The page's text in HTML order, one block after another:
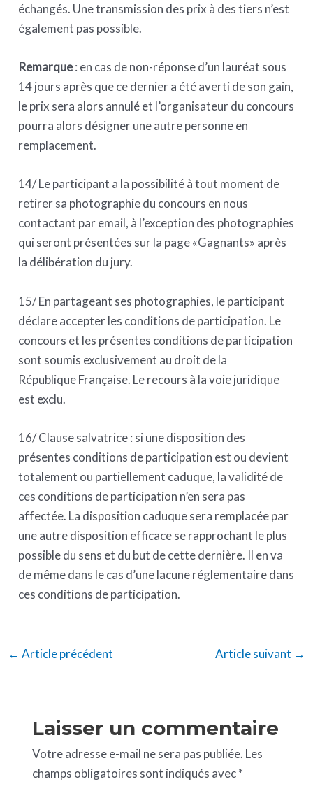
échangés. Une transmission des prix à des tiers n’est
également pas possible.
Remarque: en cas de non-réponse d’un lauréat sous
14 jours après que ce dernier a été averti de son gain,
le prix sera alors annulé et l’organisateur du concours
pourra alors désigner une autre personne en
remplacement.
14/ Le participant a la possibilité à tout moment de
retirer sa photographie du concours en nous
contactant par email, à l’exception des photographies
qui seront présentées sur la page «Gagnants» après
la délibération du jury.
15/ En partageant ses photographies, le participant
déclare accepter les conditions de participation. Le
concours et les présentes conditions de participation
sont soumis exclusivement au droit de la
République Française. Le recours à la voie juridique
est exclu.
16/ Clause salvatrice : si une disposition des
présentes conditions de participation est ou devient
totalement ou partiellement caduque, la validité de
ces conditions de participation n’en sera pas
affectée. La disposition caduque sera remplacée par
une autre disposition efficace se rapprochant le plus
possible du sens et du but de cette dernière. Il en va
de même dans le cas d’une lacune réglementaire dans
ces conditions de participation.
← Article précédent Article suivant →
Laisser un commentaire
Votre adresse e-mail ne sera pas publiée. Les
champs obligatoires sont indiqués avec*